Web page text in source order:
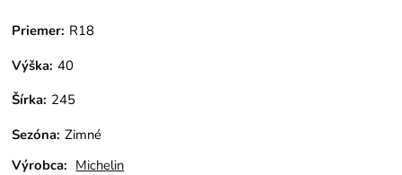
Priemer: R18
Výška: 40
Šírka: 245
Sezóna: Zimné
Výrobca: Michelin